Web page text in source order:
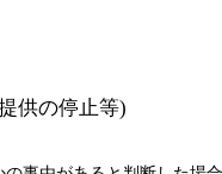
供の停止等)